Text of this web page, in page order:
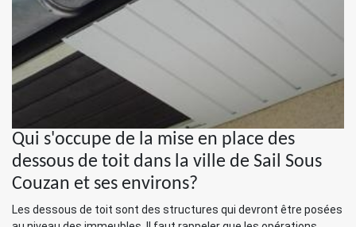
Qui s'occupe de la mise en place des
dessous de toit dans la ville de Sail Sous
Couzan et ses environs?
Les dessous de toit sont des structures qui devront être posées